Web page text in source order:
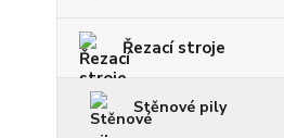
Řezací stroje
Stěnové pily